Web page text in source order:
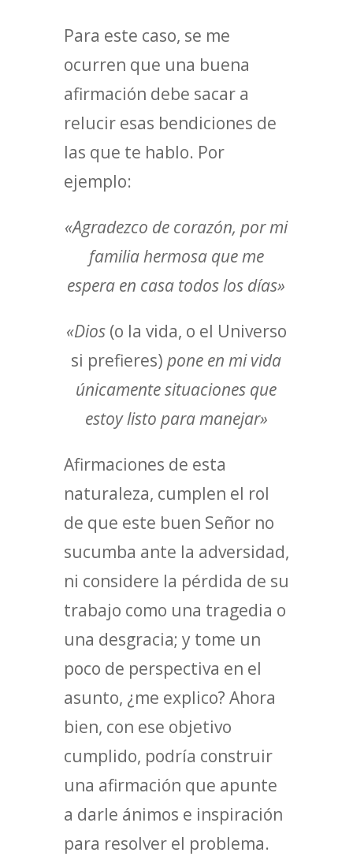
Para este caso, se me
ocurren que una buena
afirmación debe sacar a
relucir esas bendiciones de
las que te hablo. Por
ejemplo:
«Agradezco de corazón, por mi
familia hermosa que me
espera en casa todos los días»
«Dios (o la vida, o el Universo
si prefieres) pone en mi vida
únicamente situaciones que
estoy listo para manejar»
Afirmaciones de esta
naturaleza, cumplen el rol
de que este buen Señor no
sucumba ante la adversidad,
ni considere la pérdida de su
trabajo como una tragedia o
una desgracia; y tome un
poco de perspectiva en el
asunto, ¿me explico? Ahora
bien, con ese objetivo
cumplido, podría construir
una afirmación que apunte
a darle ánimos e inspiración
para resolver el problema.